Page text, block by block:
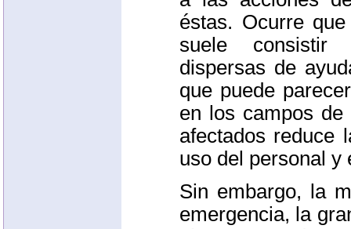
éstas. Ocurre
suele consistir
dispersas de
que puede
en los campos de
afectados reduce
uso del personal
Sin embargo, la
emergencia, la